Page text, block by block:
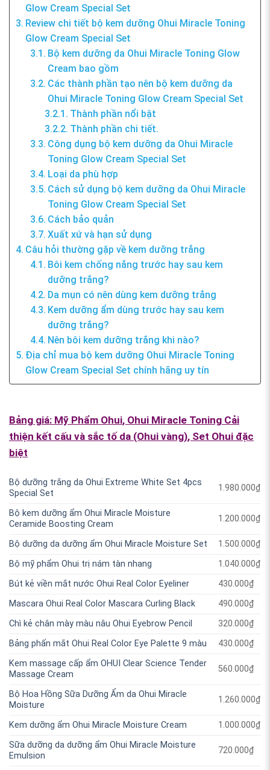
Glow Cream Special Set
Review chi tiết bộ kem dưỡng Ohui Miracle Toning
Glow Cream Special Set
Bộ kem dưỡng da Ohui Miracle Toning Glow
Cream bao gồm
Các thành phần tạo nên bộ kem dưỡng da
Ohui Miracle Toning Glow Cream Special Set
Thành phần nổi bật
Thành phần chi tiết.
Công dụng bộ kem dưỡng da Ohui Miracle
Toning Glow Cream Special Set
Loại da phù hợp
Cách sử dụng bộ kem dưỡng da Ohui Miracle
Toning Glow Cream Special Set
Cách bảo quản
Xuất xứ và hạn sử dụng
Câu hỏi thường gặp về kem dưỡng trắng
Bôi kem chống nắng trước hay sau kem
dưỡng trắng?
Da mụn có nên dùng kem dưỡng trắng
Kem dưỡng ẩm dùng trước hay sau kem
dưỡng trắng?
Nên bôi kem dưỡng trắng khi nào?
Địa chỉ mua bộ kem dưỡng Ohui Miracle Toning
Glow Cream Special Set chính hãng uy tín
Bảng giá: Mỹ Phẩm Ohui, Ohui Miracle Toning Cải
thiện kết cấu và sắc tố da (Ohui vàng), Set Ohui đặc
biệt
Bộ dưỡng trắng da Ohui Extreme White Set 4pcs
Special Set
1.980.000₫
Bộ kem dưỡng ẩm Ohui Miracle Moisture
Ceramide Boosting Cream
1.200.000₫
Bộ dưỡng da dưỡng ẩm Ohui Miracle Moisture Set 1.500.000₫
Bộ mỹ phẩm Ohui trị nám tàn nhang
1.040.000₫
Bút kẻ viền mắt nước Ohui Real Color Eyeliner
430.000₫
Mascara Ohui Real Color Mascara Curling Black
490.000₫
Chì kẻ chân mày màu nâu Ohui Eyebrow Pencil
320.000₫
Bảng phấn mắt Ohui Real Color Eye Palette 9 màu
430.000₫
Kem massage cấp ẩm OHUI Clear Science Tender
Massage Cream
560.000₫
Bộ Hoa Hồng Sữa Dưỡng Ẩm da Ohui Miracle
Moisture
1.260.000₫
Kem dưỡng ẩm Ohui Miracle Moisture Cream 1.000.000₫
Sữa dưỡng da dưỡng ẩm Ohui Miracle Moisture
Emulsion
720.000₫